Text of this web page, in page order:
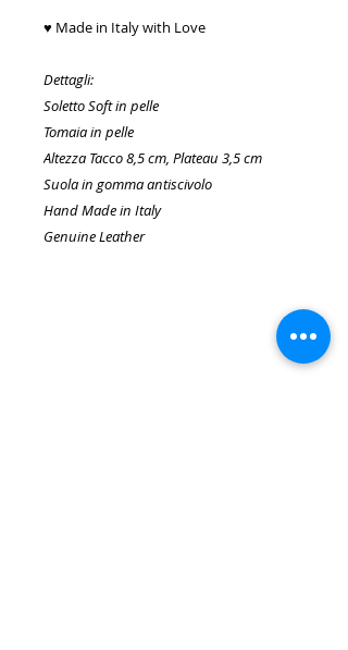
♥ Made in Italy with Love
Dettagli:
Soletto Soft in pelle
Tomaia in pelle
Altezza Tacco 8,5 cm, Plateau 3,5 cm
Suola in gomma antiscivolo
Hand Made in Italy
Genuine Leather